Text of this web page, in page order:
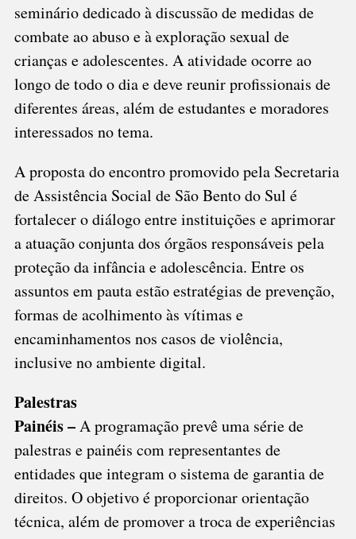
seminário dedicado à discussão de medidas de
combate ao abuso e à exploração sexual de
crianças e adolescentes. A atividade ocorre ao
longo de todo o dia e deve reunir profissionais de
diferentes áreas, além de estudantes e moradores
interessados no tema.
A proposta do encontro promovido pela Secretaria
de Assistência Social de São Bento do Sul é
fortalecer o diálogo entre instituições e aprimorar
a atuação conjunta dos órgãos responsáveis pela
proteção da infância e adolescência. Entre os
assuntos em pauta estão estratégias de prevenção,
formas de acolhimento às vítimas e
encaminhamentos nos casos de violência,
inclusive no ambiente digital.
Palestras
Painéis –A programação prevê uma série de
palestras e painéis com representantes de
entidades que integram o sistema de garantia de
direitos. O objetivo é proporcionar orientação
técnica, além de promover a troca de experiências